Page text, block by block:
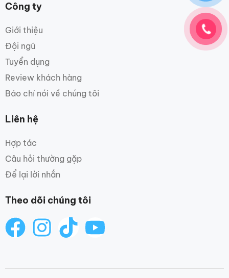
Công ty
Giới thiệu
Đội ngũ
Tuyển dụng
Review khách hàng
Báo chí nói về chúng tôi
Liên hệ
Hợp tác
Câu hỏi thường gặp
Để lại lời nhắn
Theo dõi chúng tôi